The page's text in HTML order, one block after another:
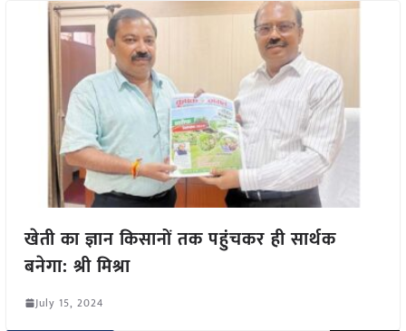
खेती का ज्ञान किसानों तक पहुंचकर ही सार्थक
बनेगा: श्री मिश्रा
July 15, 2024